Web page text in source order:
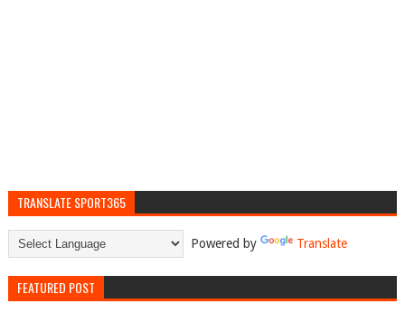
TRANSLATE SPORT365
Powered by Translate
FEATURED POST